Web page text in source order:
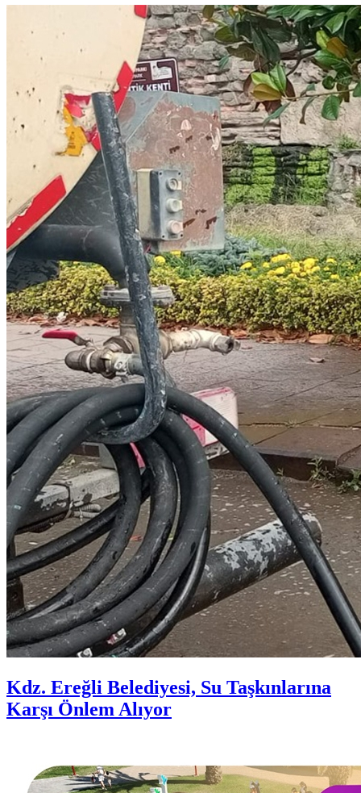
Kdz. Ereğli Belediyesi, Su Taşkınlarına
Karşı Önlem Alıyor